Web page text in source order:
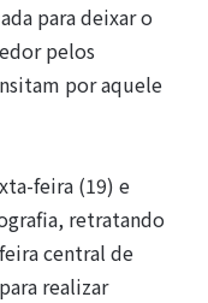
para deixar o
pelos
por aquele
feira (19) e
retratando
central de
realizar